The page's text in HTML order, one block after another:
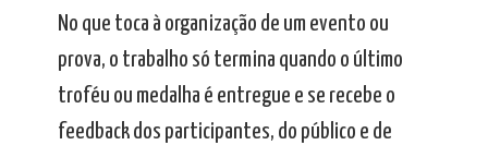
No que toca à organização de um evento ou
prova, o trabalho só termina quando o último
troféu ou medalha é entregue e se recebe o
feedback dos participantes, do público e de